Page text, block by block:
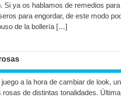
Si ya os hablamos de remedios
para engordar, de este modo
de la bollería […]
a la hora de cambiar de look,
de distintas tonalidades.